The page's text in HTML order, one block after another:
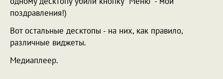
поздравления!)
Вот остальные десктопы - на них, как правило,
различные виджеты.
Медиаплеер.